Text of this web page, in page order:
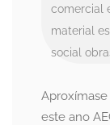
comercial
material
social
Aproxímase
este ano